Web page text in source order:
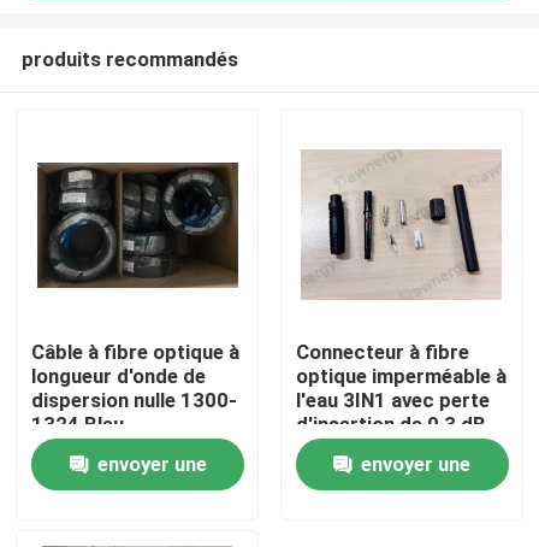
Maison
Produits
Vidéos
produits recommandés
Câble à fibre optique à
longueur d'onde de
dispersion nulle 1300-
1324 Bleu
envoyer une
Connecteur à fibre
optique imperméable à
l'eau 3IN1 avec perte
d'insertion de 0,3 dB
envoyer une